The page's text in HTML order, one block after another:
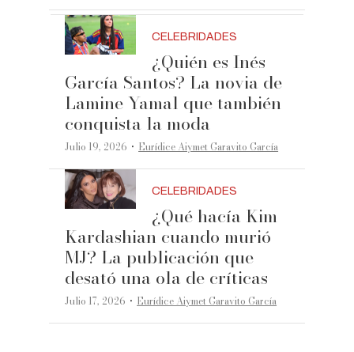
CELEBRIDADES
¿Quién es Inés
García Santos? La novia de
Lamine Yamal que también
conquista la moda
Julio 19, 2026 ·Eurídice Aiymet Garavito García
CELEBRIDADES
¿Qué hacía Kim
Kardashian cuando murió
MJ? La publicación que
desató una ola de críticas
Julio 17, 2026 ·Eurídice Aiymet Garavito García